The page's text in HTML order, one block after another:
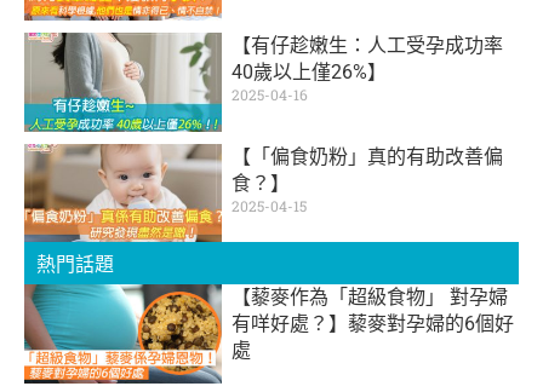
【有仔趁嫩生：人工受孕成功率
40歲以上僅26%】
2025-04-16
【「偏食奶粉」真的有助改善偏
食？】
2025-04-15
熱門話題
【藜麥作為「超級食物」 對孕婦
有咩好處？】藜麥對孕婦的6個好
處